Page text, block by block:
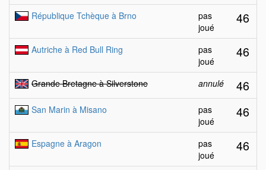
République Tchèque à Brno
pas
joué
46
Autriche à Red Bull Ring
pas
joué
46
Grande Bretagne à Silverstone annulé 46
San Marin à Misano
pas
joué
46
Espagne à Aragon
pas
joué
46